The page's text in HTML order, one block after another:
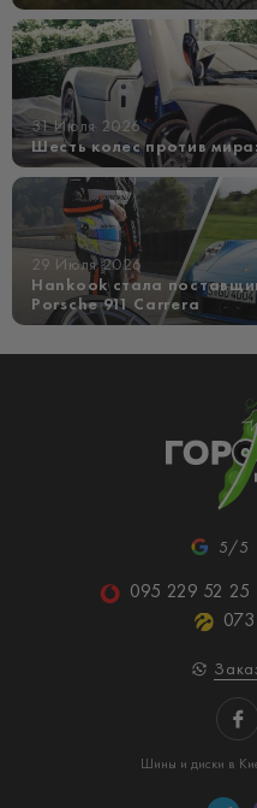
31 Июля 2026
Шесть колес против
29 Июля 2026
Hankook стала
Porsche 911 Carrera
5/5
095 229 52 25
Шины и диски в